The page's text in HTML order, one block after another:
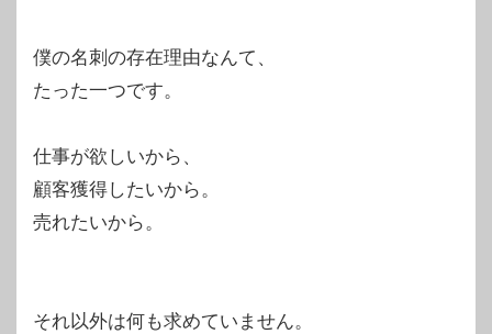
僕の名刺の存在理由なんて、
たった一つです。
仕事が欲しいから、
顧客獲得したいから。
売れたいから。
それ以外は何も求めていません。